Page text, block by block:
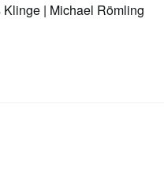
| Michael Römling